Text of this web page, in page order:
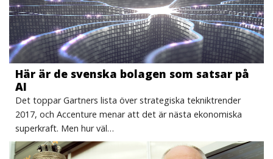
Här är de svenska bolagen som satsar på
AI
Det toppar Gartners lista över strategiska tekniktrender
2017, och Accenture menar att det är nästa ekonomiska
superkraft. Men hur väl…